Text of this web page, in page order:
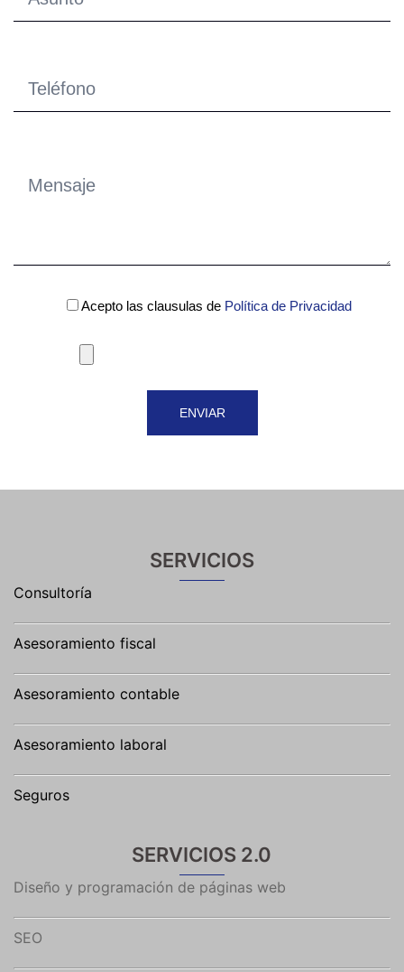
Acepto las clausulas de Política de Privacidad
SERVICIOS
Consultoría
Asesoramiento fiscal
Asesoramiento contable
Asesoramiento laboral
Seguros
SERVICIOS 2.0
Diseño y programación de páginas web
SEO